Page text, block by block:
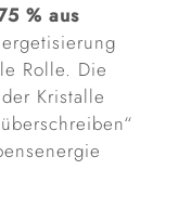
% aus
Rolle. Die
Kristalle